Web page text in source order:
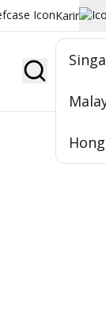
Karir